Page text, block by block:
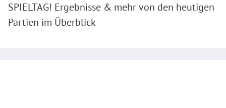
SPIELTAG! Ergebnisse & mehr von den heutigen
Partien im Überblick